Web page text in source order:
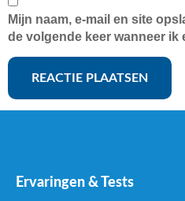
Mijn naam, e-mail en site
de volgende keer wanneer ik
Ervaringen & Tests